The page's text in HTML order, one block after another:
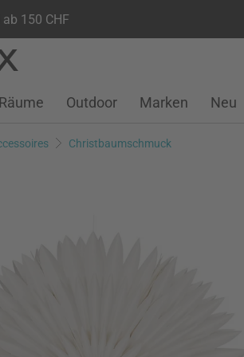
150 CHF
Seiteninhalt
Suchfeld
Räume Outdoor Marken Neu
Christbaumschmuck